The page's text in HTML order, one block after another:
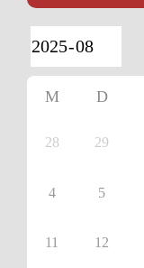
M D
28 29
4 5
11 12